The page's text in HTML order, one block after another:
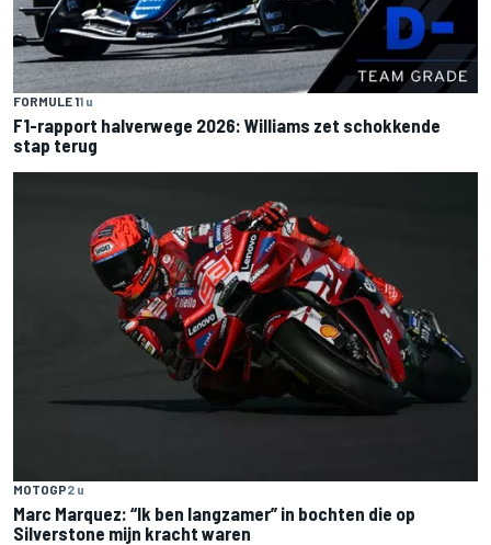
FORMULE 11 u
F1-rapport halverwege 2026: Williams zet schokkende
stap terug
MOTOGP2 u
Marc Marquez: “Ik ben langzamer” in bochten die op
Silverstone mijn kracht waren